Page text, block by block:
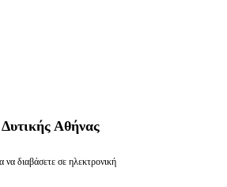
Αθήνας
διαβάσετε σε ηλεκτρονική